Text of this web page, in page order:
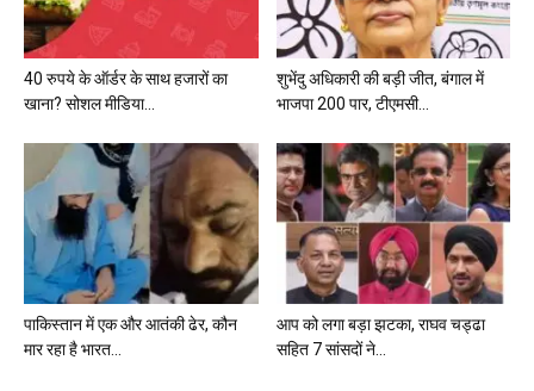
40 रुपये के ऑर्डर के साथ हजारों का
खाना? सोशल मीडिया...
शुभेंदु अधिकारी की बड़ी जीत, बंगाल में
भाजपा 200 पार, टीएमसी...
पाकिस्तान में एक और आतंकी ढेर, कौन
मार रहा है भारत...
आप को लगा बड़ा झटका, राघव चड्ढा
सहित 7 सांसदों ने...